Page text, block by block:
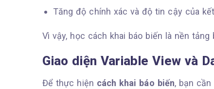
Tăng độ chính xác và độ tin cậy của
Vì vậy, học cách khai báo biến là nền
Giao diện Variable View và
Để thực hiện cách khai báo biến, bạn